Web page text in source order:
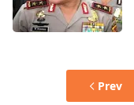
Prev